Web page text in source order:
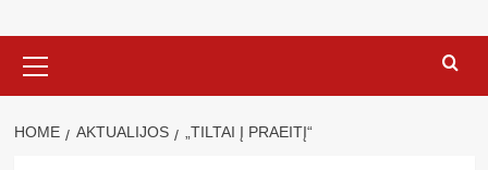
Menu
HOME AKTUALIJOS „TILTAI Į PRAEITĮ“